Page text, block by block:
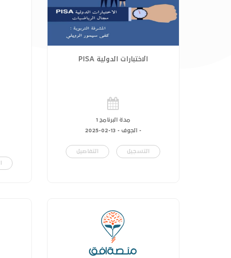
الاختبارات الدولية PISA
مدة البرنامج 1
- الجوف - 13-02-2025
التسجيل التفاصيل